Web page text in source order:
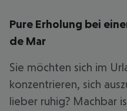
Pure Erholung bei
de Mar
Sie möchten sich im
konzentrieren, sich
lieber ruhig? Machbar